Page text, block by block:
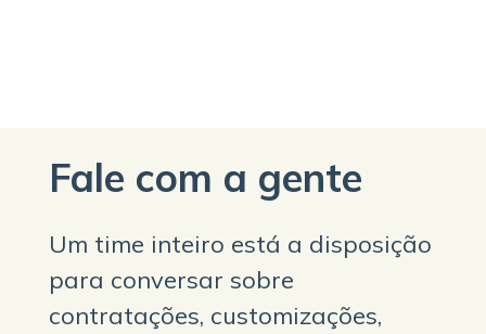
Fale com a gente
Um time inteiro está a disposição
para conversar sobre
contratações, customizações,